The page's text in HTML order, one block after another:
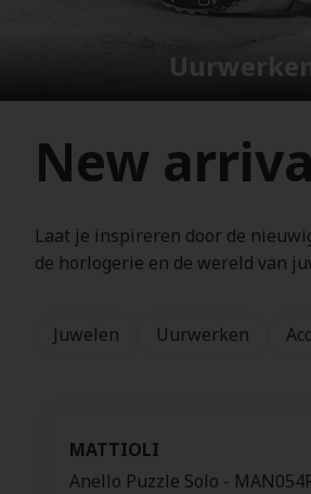
Uurwerken
New
Laat je inspireren door de
de horlogerie en de wereld van
Juwelen Uurwerken
MATTIOLI
Anello Puzzle Solo -